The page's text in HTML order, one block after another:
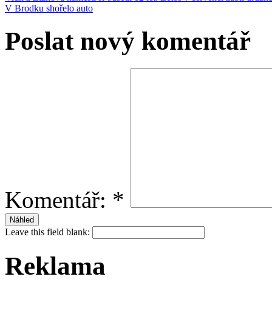
V Brodku shořelo auto
Poslat nový komentář
Komentář: *
Leave this field blank:
Reklama